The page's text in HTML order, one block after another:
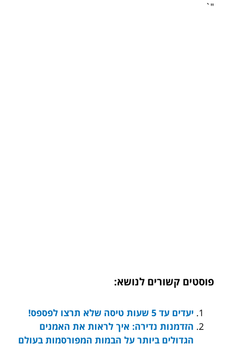
"`
פוסטים קשורים לנושא:
יעדים עד 5 שעות טיסה שלא תרצו לפספס!
הזדמנות נדירה: איך לראות את האמנים
הגדולים ביותר על הבמות המפורסמות בעולם